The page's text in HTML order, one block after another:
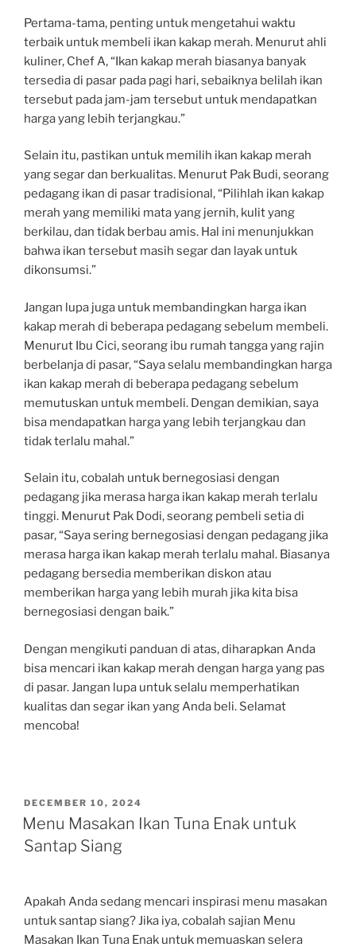
Pertama-tama, penting untuk mengetahui waktu
terbaik untuk membeli ikan kakap merah. Menurut ahli
kuliner, Chef A, “Ikan kakap merah biasanya banyak
tersedia di pasar pada pagi hari, sebaiknya belilah ikan
tersebut pada jam-jam tersebut untuk mendapatkan
harga yang lebih terjangkau.”
Selain itu, pastikan untuk memilih ikan kakap merah
yang segar dan berkualitas. Menurut Pak Budi, seorang
pedagang ikan di pasar tradisional, “Pilihlah ikan kakap
merah yang memiliki mata yang jernih, kulit yang
berkilau, dan tidak berbau amis. Hal ini menunjukkan
bahwa ikan tersebut masih segar dan layak untuk
dikonsumsi.”
Jangan lupa juga untuk membandingkan harga ikan
kakap merah di beberapa pedagang sebelum membeli.
Menurut Ibu Cici, seorang ibu rumah tangga yang rajin
berbelanja di pasar, “Saya selalu membandingkan harga
ikan kakap merah di beberapa pedagang sebelum
memutuskan untuk membeli. Dengan demikian, saya
bisa mendapatkan harga yang lebih terjangkau dan
tidak terlalu mahal.”
Selain itu, cobalah untuk bernegosiasi dengan
pedagang jika merasa harga ikan kakap merah terlalu
tinggi. Menurut Pak Dodi, seorang pembeli setia di
pasar, “Saya sering bernegosiasi dengan pedagang jika
merasa harga ikan kakap merah terlalu mahal. Biasanya
pedagang bersedia memberikan diskon atau
memberikan harga yang lebih murah jika kita bisa
bernegosiasi dengan baik.”
Dengan mengikuti panduan di atas, diharapkan Anda
bisa mencari ikan kakap merah dengan harga yang pas
di pasar. Jangan lupa untuk selalu memperhatikan
kualitas dan segar ikan yang Anda beli. Selamat
mencoba!
POSTED
ON
DECEMBER 10, 2024
Menu Masakan Ikan Tuna Enak untuk
Santap Siang
Apakah Anda sedang mencari inspirasi menu masakan
untuk santap siang? Jika iya, cobalah sajian Menu
Masakan Ikan Tuna Enak untuk memuaskan selera